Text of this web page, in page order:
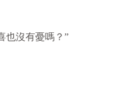
沒有憂嗎？”